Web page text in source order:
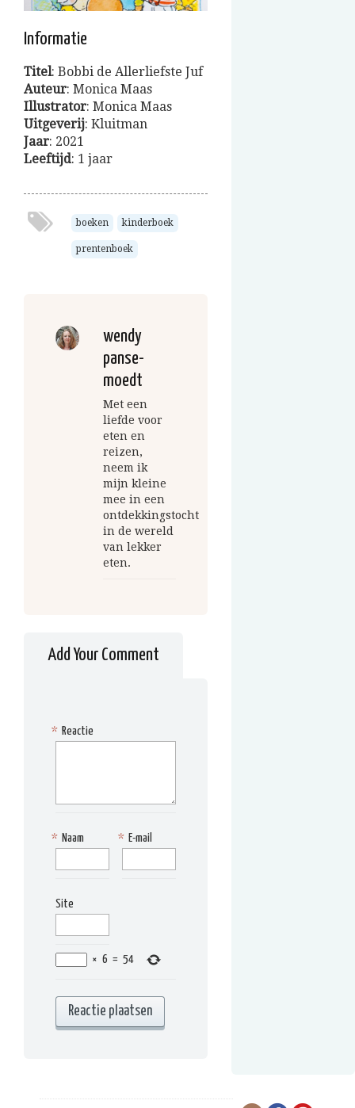
Informatie
Titel: Bobbi de Allerliefste Juf
Auteur: Monica Maas
Illustrator: Monica Maas
Uitgeverij: Kluitman
Jaar: 2021
Leeftijd: 1 jaar
boeken kinderboek
prentenboek
wendy
panse-
moedt
Met een
liefde voor
eten en
reizen,
neem ik
mijn kleine
mee in een
ontdekkingstocht
in de wereld
van lekker
eten.
Add Your Comment
Reactie
*
Naam
* E-mail
*
Site
× 6 = 54